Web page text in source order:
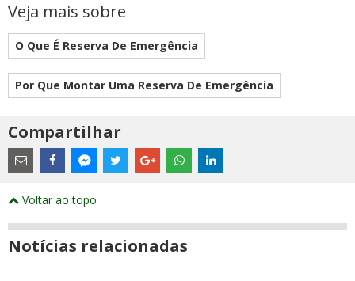
Veja mais sobre
O Que É Reserva De Emergência
Por Que Montar Uma Reserva De Emergência
Compartilhar
Estes
são
links
externos
abrirão
nova
janela
post
Email
post
Facebook
este
post
Messenger
TwitterGoogle+WhatsApp
LinkedIn
Voltar ao topo
Notícias relacionadas